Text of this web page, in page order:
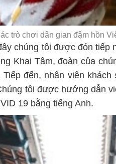
trò chơi dân gian đậm hồn
chúng tôi được đón tiếp
Khai Tâm, đoàn của
đến, nhân viên khách
tôi được hướng dẫn
19 bằng tiếng Anh.